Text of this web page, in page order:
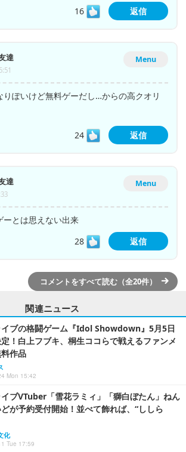
16
返信
Menu
達
りぽいけど無料ゲーだし…からの高クオリ
24
返信
Menu
達
ーとは思えない出来
28
返信
コメントをすべて読む（全20件）
関連ニュース
ブの格闘ゲーム『Idol Showdown』5月5日
！白上フブキ、桐生ココらで戦えるファンメ
作品
Mon 15:42
ブVTuber「雪花ラミィ」「獅白ぼたん」ねん
が予約受付開始！並べて飾れば、“ししら
化
Tue 17:59